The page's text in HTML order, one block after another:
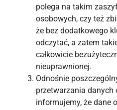
polega na takim
osobowych, czy też
że bez dodatkowego
odczytać, a zatem
całkowicie
nieuprawnionej.
Odnośnie
przetwarzania danych
informujemy, że dane